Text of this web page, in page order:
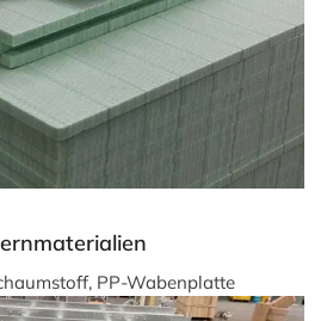
PP-Wabenplatte